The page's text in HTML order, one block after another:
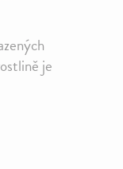
je